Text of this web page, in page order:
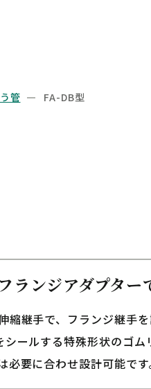
管 FA-DB型
ランジアダプター
縮継手で、フランジ継手
ールする特殊形状のゴ
必要に合わせ設計可能で